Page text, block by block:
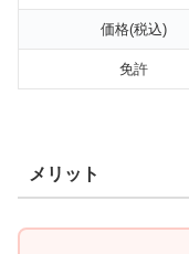
価格(税込)
免許
メリット